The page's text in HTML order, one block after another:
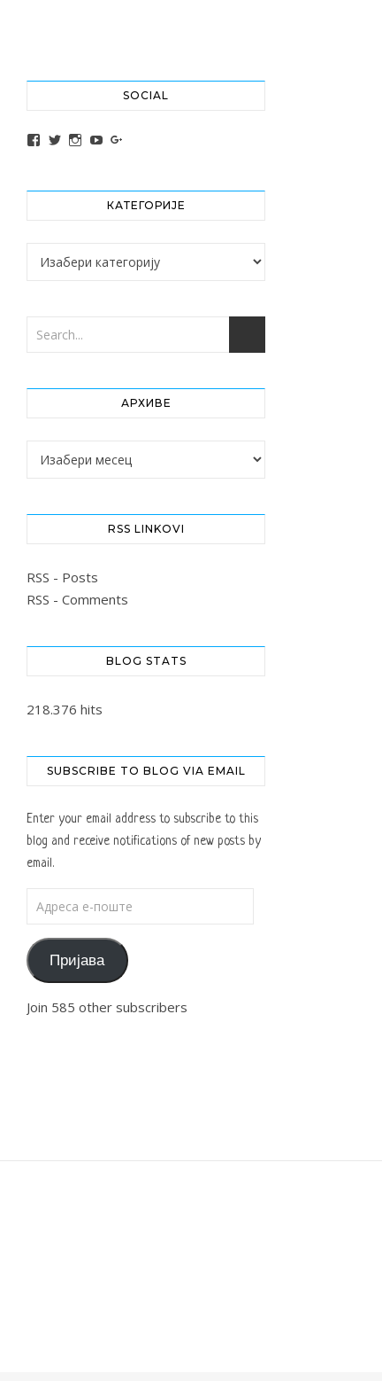
SOCIAL
View altochef’s profile on Facebook
View jovancica73’s profile on Twitter
View jovancica73’s profile on Instagram
View jovancica73’s profile on YouTube
КАТЕГОРИЈЕ
Категорије
АРХИВЕ
Архиве
RSS LINKOVI
RSS - Posts
RSS - Comments
BLOG STATS
218.376 hits
SUBSCRIBE TO BLOG VIA EMAIL
Enter your email address to subscribe to this
blog and receive notifications of new posts by
email.
Пријава
Join 585 other subscribers